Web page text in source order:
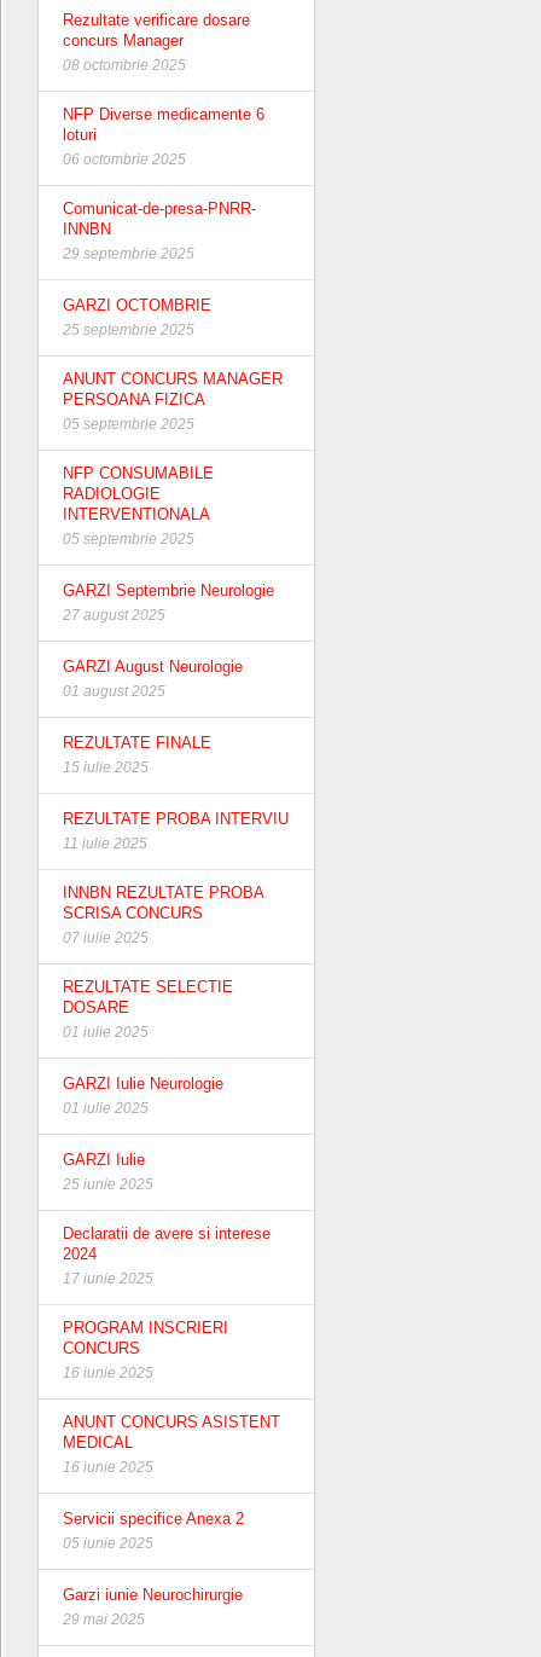
Rezultate verificare dosare
concurs Manager
08 octombrie 2025
NFP Diverse medicamente 6
loturi
06 octombrie 2025
Comunicat-de-presa-PNRR-
INNBN
29 septembrie 2025
GARZI OCTOMBRIE
25 septembrie 2025
ANUNT CONCURS MANAGER
PERSOANA FIZICA
05 septembrie 2025
NFP CONSUMABILE
RADIOLOGIE
INTERVENTIONALA
05 septembrie 2025
GARZI Septembrie Neurologie
27 august 2025
GARZI August Neurologie
01 august 2025
REZULTATE FINALE
15 iulie 2025
REZULTATE PROBA INTERVIU
11 iulie 2025
INNBN REZULTATE PROBA
SCRISA CONCURS
07 iulie 2025
REZULTATE SELECTIE
DOSARE
01 iulie 2025
GARZI Iulie Neurologie
01 iulie 2025
GARZI Iulie
25 iunie 2025
Declaratii de avere si interese
2024
17 iunie 2025
PROGRAM INSCRIERI
CONCURS
16 iunie 2025
ANUNT CONCURS ASISTENT
MEDICAL
16 iunie 2025
Servicii specifice Anexa 2
05 iunie 2025
Garzi iunie Neurochirurgie
29 mai 2025